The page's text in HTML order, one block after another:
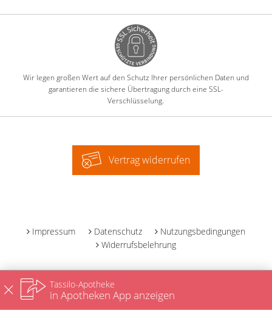
Wir legen großen Wert auf den Schutz Ihrer persönlichen Daten und
garantieren die sichere Übertragung durch eine SSL-
Verschlüsselung.
Vertrag widerrufen
Impressum Datenschutz
Nutzungsbedingungen
Widerrufsbelehrung
Tassilo-Apotheke
in Apotheken App anzeigen